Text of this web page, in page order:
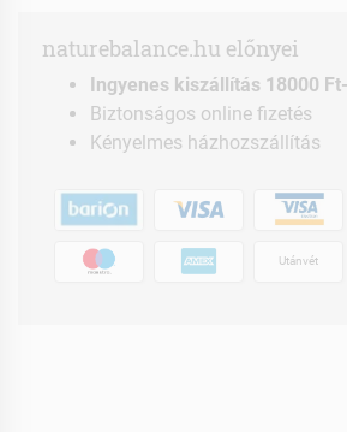
naturebalance.hu előnyei
Ingyenes kiszállítás 18000
Biztonságos online fizetés
Kényelmes házhozszállítás
Utánvét